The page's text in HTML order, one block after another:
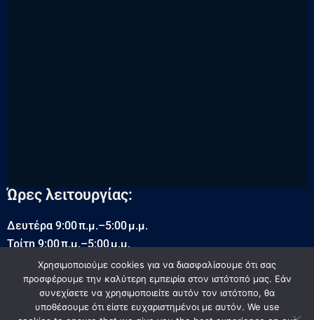
Ώρες λειτουργίας:
Δευτέρα 9:00 π.μ.–5:00 μ.μ.
Τρίτη 9:00 π.μ.–5:00 μ.μ.
Τετάρτη 9:00 π.μ.–5:00 μ.μ.
Πέμπτη 9:00 π.μ.–5:00 μ.μ.
Παρασκευή 9:00 π.μ.–5:00 μ.μ.
Σάββατο 9:00 π.μ.–5:00 μ.μ.
Χρησιμοποιούμε cookies για να διασφαλίσουμε ότι σας
προσφέρουμε την καλύτερη εμπειρία στον ιστότοπό μας. Εάν
συνεχίσετε να χρησιμοποιείτε αυτόν τον ιστότοπο, θα
υποθέσουμε ότι είστε ευχαριστημένοι με αυτόν. We use